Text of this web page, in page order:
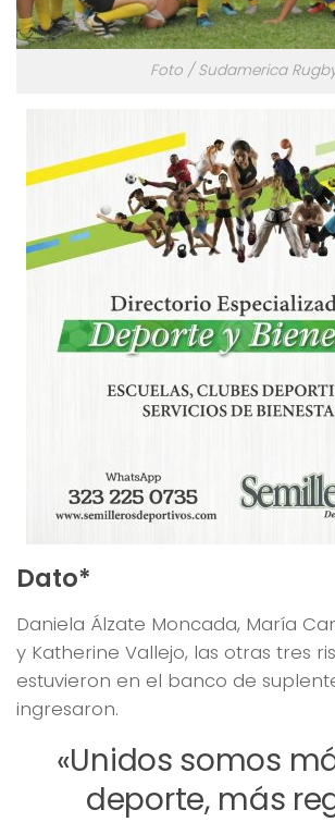
Foto / Sudamerica
Dato*
Daniela Álzate Moncada, María
y Katherine Vallejo, las otras tres
estuvieron en el banco de
ingresaron.
«Unidos somos
deporte, más